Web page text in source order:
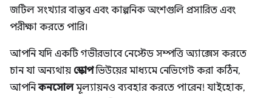
জটিল সংখ্যার বাস্তব এবং কাল্পনিক অংশগুলি প্রসারিত এবং
পরীক্ষা করতে পারি।
আপনি যদি একটি গভীরভাবে নেস্টেড সম্পত্তি অ্যাক্সেস করতে
চান যা অন্যথায় স্কোপভিউয়ের মাধ্যমে নেভিগেট করা কঠিন,
আপনিকনসোলমূল্যায়নও ব্যবহার করতে পারেন! যাইহোক,